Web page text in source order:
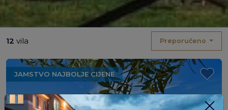
12 vila Preporučeno
JAMSTVO NAJBOLJE CIJENE